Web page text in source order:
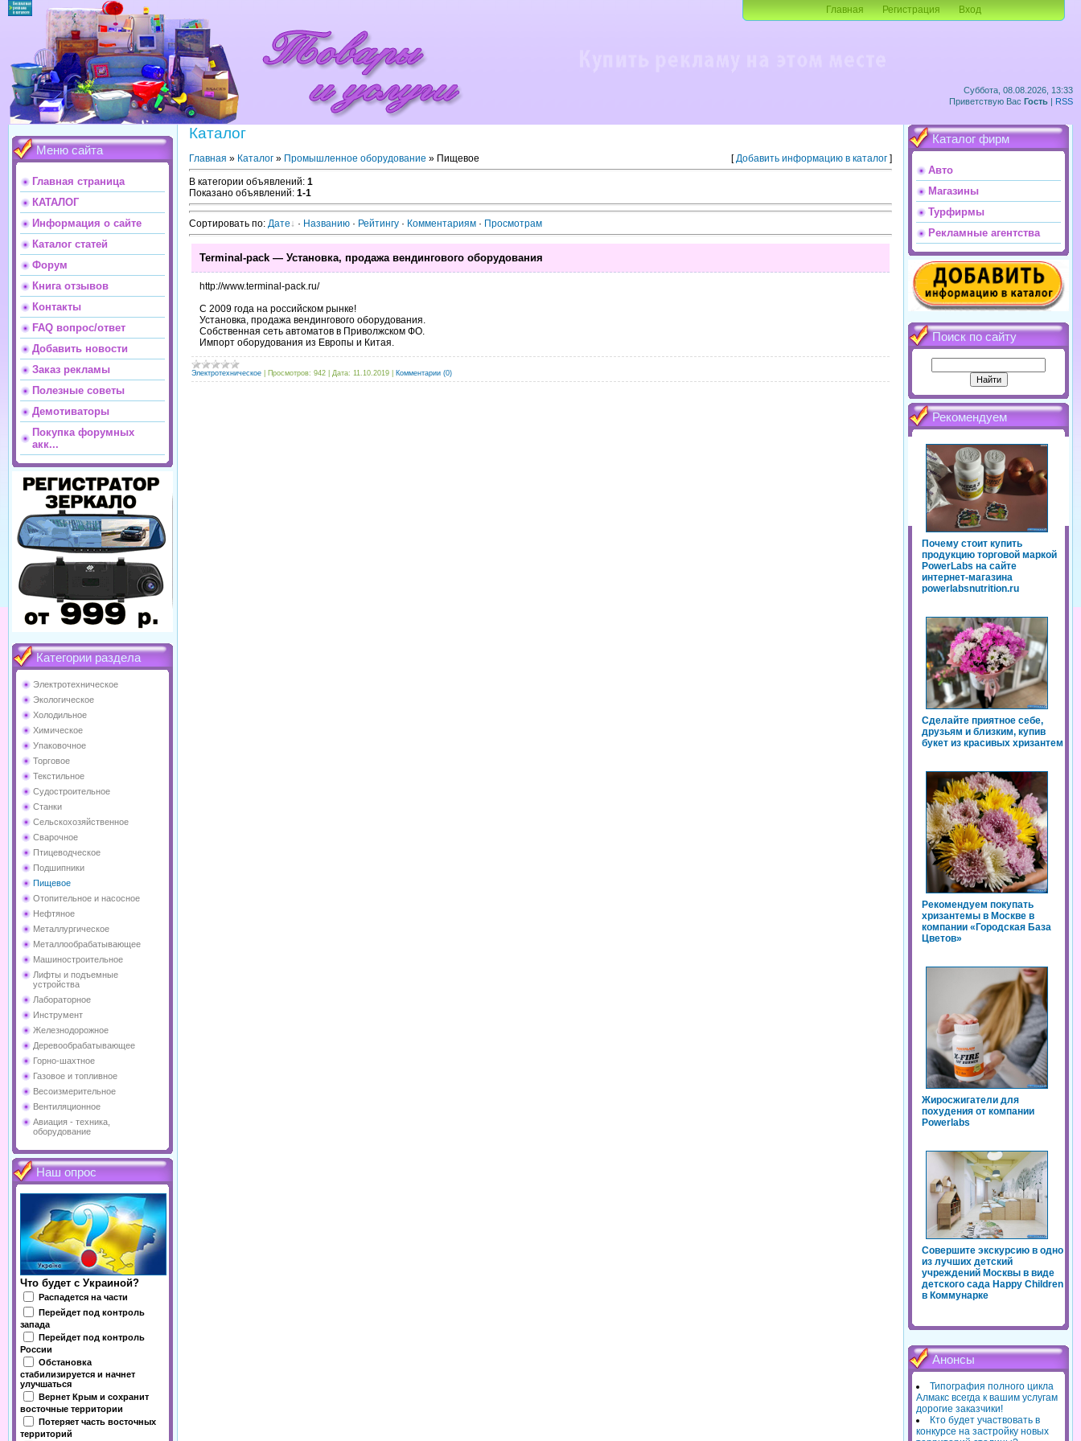
Суббота, 08.08.2026, 13:33
Приветствую Вас Гость | RSS
Главная Регистрация Вход
Меню сайта
Главная страница
КАТАЛОГ
Информация о сайте
Каталог статей
Форум
Книга отзывов
Контакты
FAQ вопрос/ответ
Добавить новости
Заказ рекламы
Полезные советы
Демотиваторы
Покупка форумных
акк...
Категории раздела
Электротехническое
Экологическое
Холодильное
Химическое
Упаковочное
Торговое
Текстильное
Судостроительное
Станки
Сельскохозяйственное
Сварочное
Птицеводческое
Подшипники
Пищевое
Отопительное и насосное
Нефтяное
Металлургическое
Металлообрабатывающее
Машиностроительное
Лифты и подъемные
устройства
Лабораторное
Инструмент
Железнодорожное
Деревообрабатывающее
Горно-шахтное
Газовое и топливное
Весоизмерительное
Вентиляционное
Авиация - техника,
оборудование
Наш опрос
Что будет с Украиной?
Распадется на части
Перейдет под контроль
запада
Перейдет под контроль
России
Обстановка
стабилизируется и начнет
улучшаться
Вернет Крым и сохранит
восточные территории
Потеряет часть восточных
территорий
Каталог
Главная » Каталог » Промышленное оборудование » Пищевое [ Добавить информацию в каталог ]
В категории объявлений: 1
Показано объявлений: 1-1
Сортировать по: Дате · Названию · Рейтингу · Комментариям · Просмотрам
Terminal-pack — Установка, продажа вендингового оборудования
http://www.terminal-pack.ru/
С 2009 года на российском рынке!
Установка, продажа вендингового оборудования.
Собственная сеть автоматов в Приволжском ФО.
Импорт оборудования из Европы и Китая.
Электротехническое Просмотров: 942 Дата: 11.10.2019 Комментарии (0)
Каталог фирм
Авто
Магазины
Турфирмы
Рекламные агентства
Поиск по сайту
Рекомендуем
Почему стоит купить
продукцию торговой маркой
PowerLabs на сайте
интернет-магазина
powerlabsnutrition.ru
Сделайте приятное себе,
друзьям и близким, купив
букет из красивых хризантем
Рекомендуем покупать
хризантемы в Москве в
компании «Городская База
Цветов»
Жиросжигатели для
похудения от компании
Powerlabs
Совершите экскурсию в одно
из лучших детский
учреждений Москвы в виде
детского сада Happy Children
в Коммунарке
Анонсы
Типография полного цикла
Алмакс всегда к вашим услугам
дорогие заказчики!
Кто будет участвовать в
конкурсе на застройку новых